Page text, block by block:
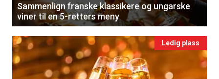
Sammenlign franske klassikere og ungarske
viner til en 5-retters meny
Ledig plass